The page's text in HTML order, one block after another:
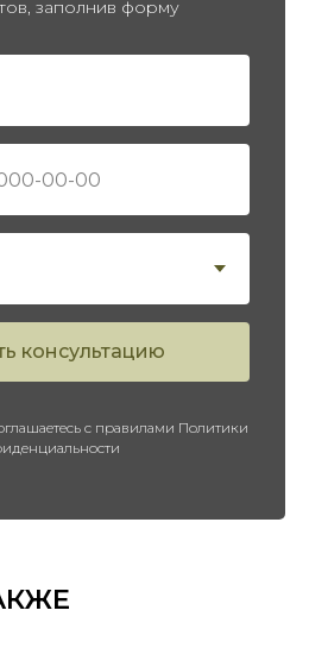
заполнив форму
консультацию
с правилами Политики